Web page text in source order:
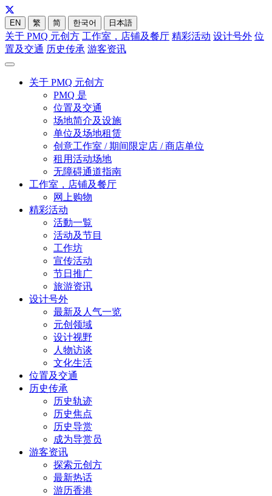
EN 繁 简 한국어 日本語
关于 PMQ 元创方 工作室，店铺及餐厅 精彩活动 设计号外 位
置及交通 历史传承 游客资讯
关于 PMQ 元创方
PMQ 是
位置及交通
场地简介及设施
单位及场地租赁
创意工作室 / 期间限定店 / 商店单位
租用活动场地
无障碍通道指南
工作室，店铺及餐厅
网上购物
精彩活动
活動一覧
活动及节目
工作坊
宣传活动
节日推广
旅游资讯
设计号外
最新及人气一览
元创领域
设计视野
人物访谈
文化生活
位置及交通
历史传承
历史轨迹
历史焦点
历史导赏
成为导赏员
游客资讯
探索元创方
最新热话
游历香港